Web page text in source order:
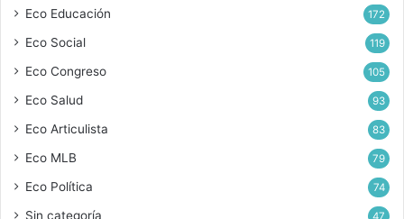
Eco Educación 172
Eco Social 119
Eco Congreso 105
Eco Salud 93
Eco Articulista 83
Eco MLB 79
Eco Política 74
Sin categoría 47